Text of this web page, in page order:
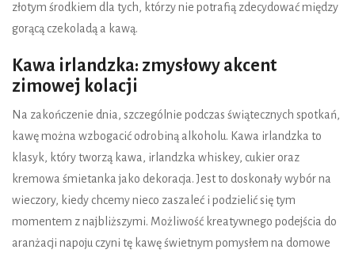
złotym środkiem dla tych, którzy nie potrafią zdecydować między
gorącą czekoladą a kawą.
Kawa irlandzka: zmysłowy akcent
zimowej kolacji
Na zakończenie dnia, szczególnie podczas świątecznych spotkań,
kawę można wzbogacić odrobiną alkoholu. Kawa irlandzka to
klasyk, który tworzą kawa, irlandzka whiskey, cukier oraz
kremowa śmietanka jako dekoracja. Jest to doskonały wybór na
wieczory, kiedy chcemy nieco zaszaleć i podzielić się tym
momentem z najbliższymi. Możliwość kreatywnego podejścia do
aranżacji napoju czyni tę kawę świetnym pomysłem na domowe